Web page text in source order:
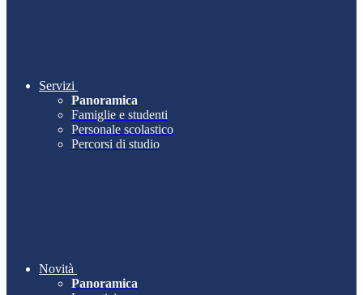
Servizi
Panoramica
Famiglie e studenti
Personale scolastico
Percorsi di studio
Novità
Panoramica